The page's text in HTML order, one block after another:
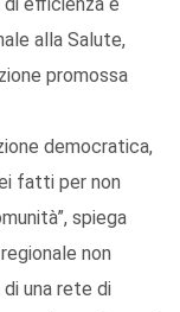
alla Salute,
promossa
democratica,
fatti per non
spiega
non
una rete di